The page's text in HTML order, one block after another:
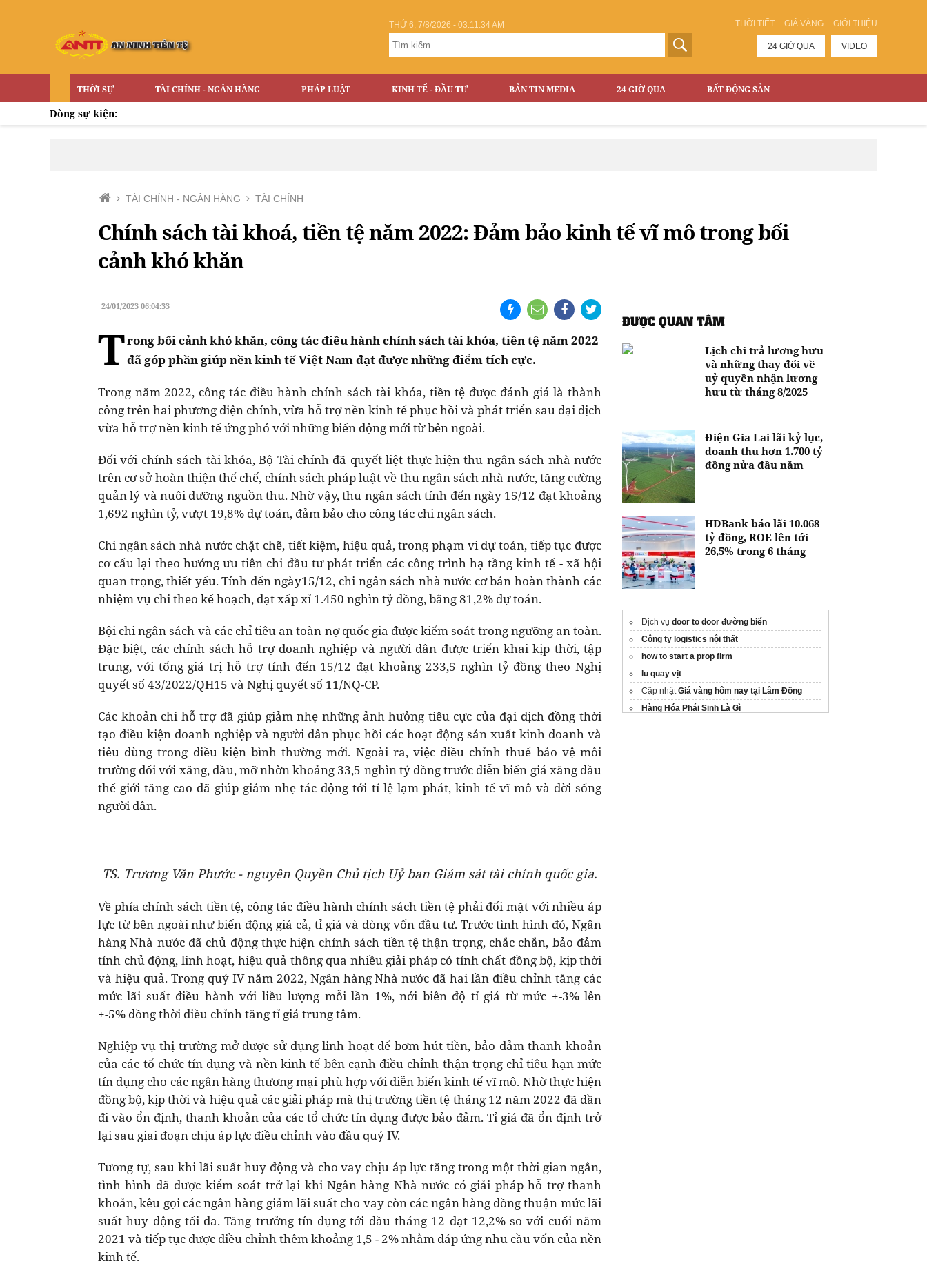
THỜI TIẾT GIÁ VÀNG GIỚI THIỆU
THỨ 6, 7/8/2026 - 03:11:35 AM
24 GIỜ QUA VIDEO
THỜI SỰ TÀI CHÍNH - NGÂN HÀNG PHÁP LUẬT KINH TẾ - ĐẦU TƯ BẢN TIN MEDIA 24 GIỜ QUA BẤT ĐỘNG SẢN
Dòng sự kiện:
TÀI CHÍNH - NGÂN HÀNG TÀI CHÍNH
Chính sách tài khoá, tiền tệ năm 2022: Đảm bảo kinh tế vĩ mô trong bối
cảnh khó khăn
24/01/2023 06:04:33
Trong bối cảnh khó khăn, công tác điều hành chính sách tài khóa, tiền tệ năm 2022
đã góp phần giúp nền kinh tế Việt Nam đạt được những điểm tích cực.
Trong năm 2022, công tác điều hành chính sách tài khóa, tiền tệ được đánh giá là thành
công trên hai phương diện chính, vừa hỗ trợ nền kinh tế phục hồi và phát triển sau đại dịch
vừa hỗ trợ nền kinh tế ứng phó với những biến động mới từ bên ngoài.
Đối với chính sách tài khóa, Bộ Tài chính đã quyết liệt thực hiện thu ngân sách nhà nước
trên cơ sở hoàn thiện thể chế, chính sách pháp luật về thu ngân sách nhà nước, tăng cường
quản lý và nuôi dưỡng nguồn thu. Nhờ vậy, thu ngân sách tính đến ngày 15/12 đạt khoảng
1,692 nghìn tỷ, vượt 19,8% dự toán, đảm bảo cho công tác chi ngân sách.
Chi ngân sách nhà nước chặt chẽ, tiết kiệm, hiệu quả, trong phạm vi dự toán, tiếp tục được
cơ cấu lại theo hướng ưu tiên chi đầu tư phát triển các công trình hạ tầng kinh tế - xã hội
quan trọng, thiết yếu. Tính đến ngày15/12, chi ngân sách nhà nước cơ bản hoàn thành các
nhiệm vụ chi theo kế hoạch, đạt xấp xỉ 1.450 nghìn tỷ đồng, bằng 81,2% dự toán.
Bội chi ngân sách và các chỉ tiêu an toàn nợ quốc gia được kiểm soát trong ngưỡng an toàn.
Đặc biệt, các chính sách hỗ trợ doanh nghiệp và người dân được triển khai kịp thời, tập
trung, với tổng giá trị hỗ trợ tính đến 15/12 đạt khoảng 233,5 nghìn tỷ đồng theo Nghị
quyết số 43/2022/QH15 và Nghị quyết số 11/NQ-CP.
Các khoản chi hỗ trợ đã giúp giảm nhẹ những ảnh hưởng tiêu cực của đại dịch đồng thời
tạo điều kiện doanh nghiệp và người dân phục hồi các hoạt động sản xuất kinh doanh và
tiêu dùng trong điều kiện bình thường mới. Ngoài ra, việc điều chỉnh thuế bảo vệ môi
trường đối với xăng, dầu, mỡ nhờn khoảng 33,5 nghìn tỷ đồng trước diễn biến giá xăng dầu
thế giới tăng cao đã giúp giảm nhẹ tác động tới tỉ lệ lạm phát, kinh tế vĩ mô và đời sống
người dân.
TS. Trương Văn Phước - nguyên Quyền Chủ tịch Uỷ ban Giám sát tài chính quốc gia.
Về phía chính sách tiền tệ, công tác điều hành chính sách tiền tệ phải đối mặt với nhiều áp
lực từ bên ngoài như biến động giá cả, tỉ giá và dòng vốn đầu tư. Trước tình hình đó, Ngân
hàng Nhà nước đã chủ động thực hiện chính sách tiền tệ thận trọng, chắc chắn, bảo đảm
tính chủ động, linh hoạt, hiệu quả thông qua nhiều giải pháp có tính chất đồng bộ, kịp thời
và hiệu quả. Trong quý IV năm 2022, Ngân hàng Nhà nước đã hai lần điều chỉnh tăng các
mức lãi suất điều hành với liều lượng mỗi lần 1%, nới biên độ tỉ giá từ mức +-3% lên
+-5% đồng thời điều chỉnh tăng tỉ giá trung tâm.
Nghiệp vụ thị trường mở được sử dụng linh hoạt để bơm hút tiền, bảo đảm thanh khoản
của các tổ chức tín dụng và nền kinh tế bên cạnh điều chỉnh thận trọng chỉ tiêu hạn mức
tín dụng cho các ngân hàng thương mại phù hợp với diễn biến kinh tế vĩ mô. Nhờ thực hiện
đồng bộ, kịp thời và hiệu quả các giải pháp mà thị trường tiền tệ tháng 12 năm 2022 đã dần
đi vào ổn định, thanh khoản của các tổ chức tín dụng được bảo đảm. Tỉ giá đã ổn định trở
lại sau giai đoạn chịu áp lực điều chỉnh vào đầu quý IV.
Tương tự, sau khi lãi suất huy động và cho vay chịu áp lực tăng trong một thời gian ngắn,
tình hình đã được kiểm soát trở lại khi Ngân hàng Nhà nước có giải pháp hỗ trợ thanh
khoản, kêu gọi các ngân hàng giảm lãi suất cho vay còn các ngân hàng đồng thuận mức lãi
suất huy động tối đa. Tăng trưởng tín dụng tới đầu tháng 12 đạt 12,2% so với cuối năm
2021 và tiếp tục được điều chỉnh thêm khoảng 1,5 - 2% nhằm đáp ứng nhu cầu vốn của nền
kinh tế.
ĐƯỢC QUAN TÂM
Lịch chi trả lương hưu
và những thay đổi về
uỷ quyền nhận lương
hưu từ tháng 8/2025
Điện Gia Lai lãi kỷ lục,
doanh thu hơn 1.700 tỷ
đồng nửa đầu năm
HDBank báo lãi 10.068
tỷ đồng, ROE lên tới
26,5% trong 6 tháng
Dịch vụ door to door đường biển
Công ty logistics nội thất
how to start a prop firm
lu quay vịt
Cập nhật Giá vàng hôm nay tại Lâm Đồng
Hàng Hóa Phái Sinh Là Gì